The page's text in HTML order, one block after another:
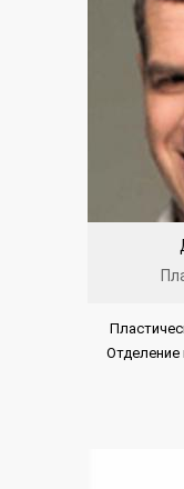
Отделение